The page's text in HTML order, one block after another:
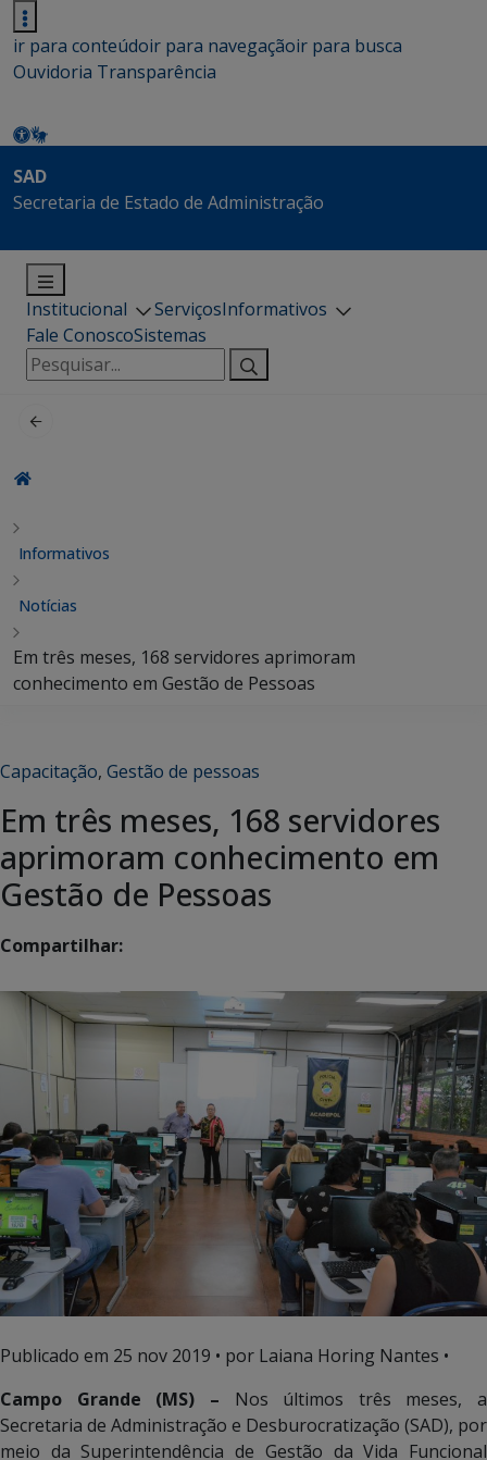
ir para conteúdoir para navegaçãoir para busca
Ouvidoria Transparência
SAD
Secretaria de Estado de Administração
Institucional ServiçosInformativos
Fale ConoscoSistemas
Pesquisar
por:
Informativos
Notícias
Em três meses, 168 servidores aprimoram
conhecimento em Gestão de Pessoas
Capacitação, Gestão de pessoas
Em três meses, 168 servidores
aprimoram conhecimento em
Gestão de Pessoas
Compartilhar:
Publicado em 25 nov 2019 • por Laiana Horing Nantes •
Campo Grande (MS) – Nos últimos três meses, a
Secretaria de Administração e Desburocratização (SAD), por
meio da Superintendência de Gestão da Vida Funcional